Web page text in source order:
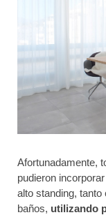
Afortunadamente,
pudieron
alto standing,
baños, utilizando